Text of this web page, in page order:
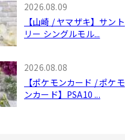
2026.08.09
【山崎 / ヤマザキ】サント
リー シングルモル...
2026.08.08
【ポケモンカード / ポケモ
ンカード】PSA10 ...